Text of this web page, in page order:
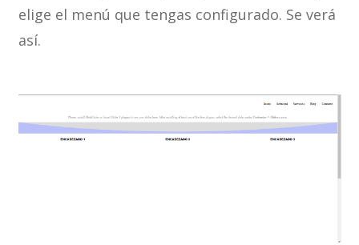
elige el menú que tengas configurado. Se verá
así.